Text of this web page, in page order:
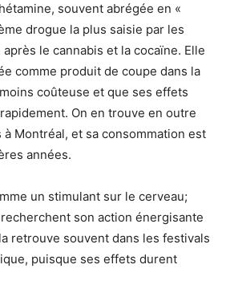
souvent abrégée en «
drogue la plus saisie par les
le cannabis et la cocaïne. Elle
comme produit de coupe dans la
coûteuse et que ses effets
On en trouve en outre
à Montréal, et sa consommation est
années.
un stimulant sur le cerveau;
son action énergisante
retrouve souvent dans les festivals
puisque ses effets durent